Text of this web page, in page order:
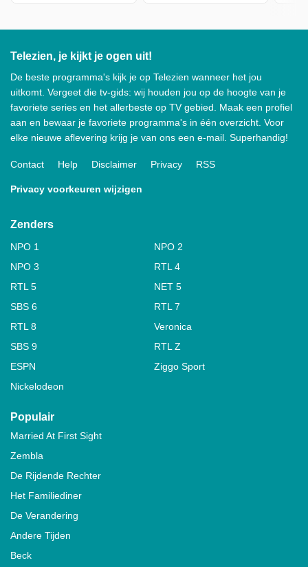
Telezien, je kijkt je ogen uit!
De beste programma's kijk je op Telezien wanneer het jou
uitkomt. Vergeet die tv-gids: wij houden jou op de hoogte van je
favoriete series en het allerbeste op TV gebied. Maak een profiel
aan en bewaar je favoriete programma's in één overzicht. Voor
elke nieuwe aflevering krijg je van ons een e-mail. Superhandig!
Contact Help Disclaimer Privacy RSS
Privacy voorkeuren wijzigen
Zenders
NPO 1
NPO 2
NPO 3
RTL 4
RTL 5
NET 5
SBS 6
RTL 7
RTL 8
Veronica
SBS 9
RTL Z
ESPN
Ziggo Sport
Nickelodeon
Populair
Married At First Sight
Zembla
De Rijdende Rechter
Het Familiediner
De Verandering
Andere Tijden
Beck